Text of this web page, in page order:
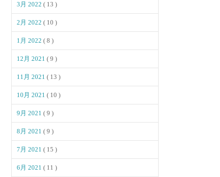
3月 2022( 13 )
2月 2022( 10 )
1月 2022( 8 )
12月 2021( 9 )
11月 2021( 13 )
10月 2021( 10 )
9月 2021( 9 )
8月 2021( 9 )
7月 2021( 15 )
6月 2021( 11 )